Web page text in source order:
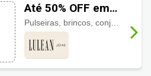
Até 50% OFF em
Joias Prata com
Descontos Lulean
Joias